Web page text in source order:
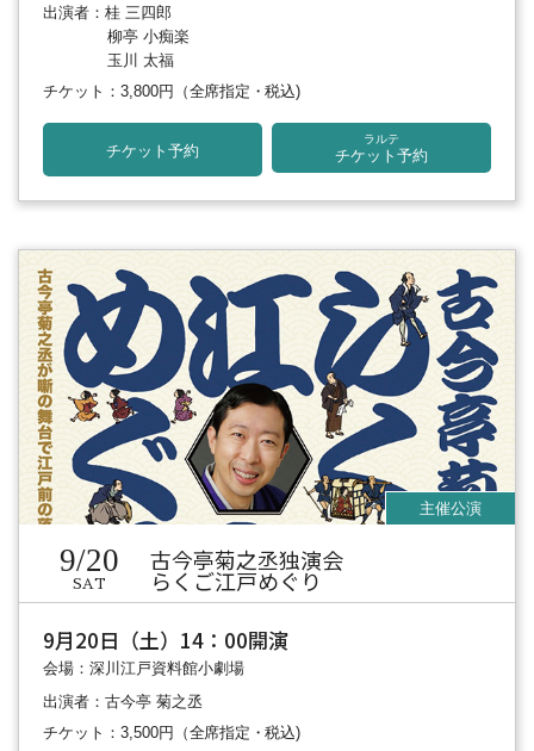
出演者：桂 三四郎
柳亭 小痴楽
玉川 太福
チケット：3,800円
（全席指定・税込)
チケット予約
ラルテ
チケット予約
9/20
SAT
古今亭菊之丞独演会
らくご江戸めぐり
9月20日（土）14：00開演
会場：深川江戸資料館小劇場
出演者：古今亭 菊之丞
チケット：3,500円
（全席指定・税込)